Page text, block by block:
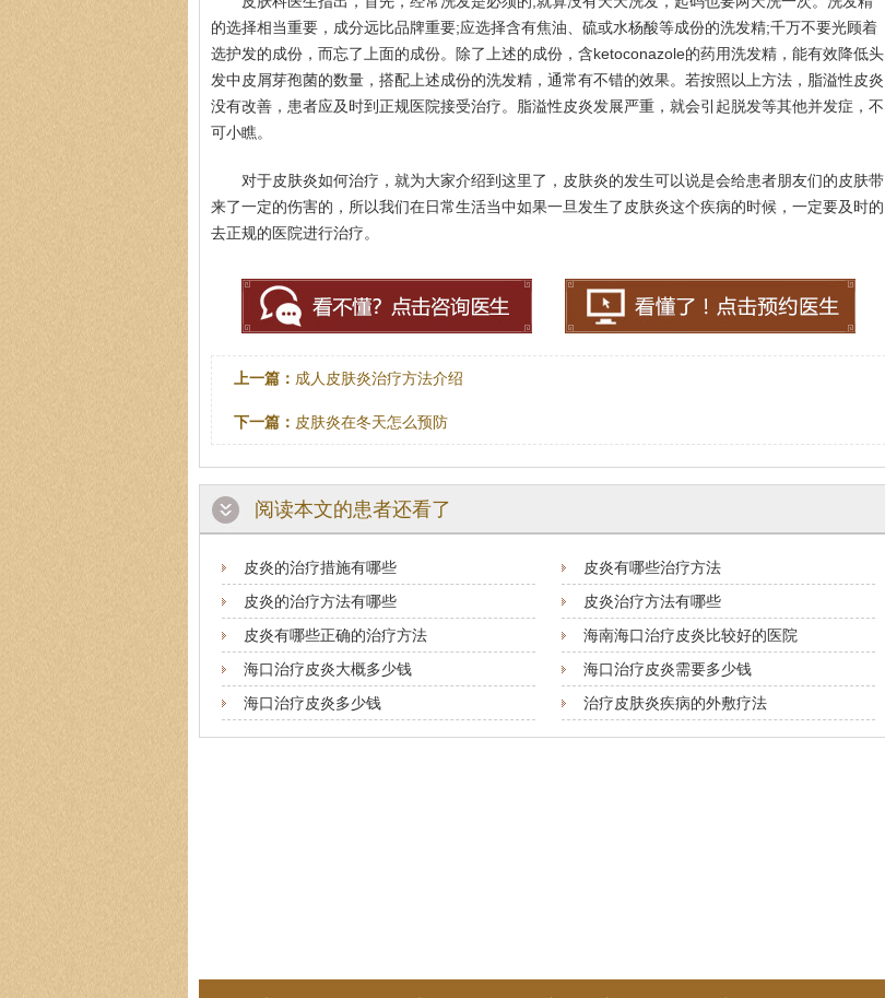
的选择相当重要，成分远比品牌重要;应选择含有焦油、硫或水杨酸等成份的洗发精;千万不要光顾着
选护发的成份，而忘了上面的成份。除了上述的成份，含ketoconazole的药用洗发精，能有效降低头
发中皮屑芽孢菌的数量，搭配上述成份的洗发精，通常有不错的效果。若按照以上方法，脂溢性皮炎
没有改善，患者应及时到正规医院接受治疗。脂溢性皮炎发展严重，就会引起脱发等其他并发症，不
可小瞧。
对于皮肤炎如何治疗，就为大家介绍到这里了，皮肤炎的发生可以说是会给患者朋友们的皮肤带
来了一定的伤害的，所以我们在日常生活当中如果一旦发生了皮肤炎这个疾病的时候，一定要及时的
去正规的医院进行治疗。
上一篇： 成人皮肤炎治疗方法介绍
下一篇： 皮肤炎在冬天怎么预防
阅读本文的患者还看了
皮炎的治疗措施有哪些
皮炎有哪些治疗方法
皮炎的治疗方法有哪些
皮炎治疗方法有哪些
皮炎有哪些正确的治疗方法
海南海口治疗皮炎比较好的医院
海口治疗皮炎大概多少钱
海口治疗皮炎需要多少钱
海口治疗皮炎多少钱
治疗皮肤炎疾病的外敷疗法
王珍 会诊专家